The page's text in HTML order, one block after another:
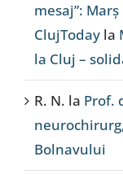
mesaj”:
ClujToday la
la Cluj –
R. N. la Prof.
Bolnavului